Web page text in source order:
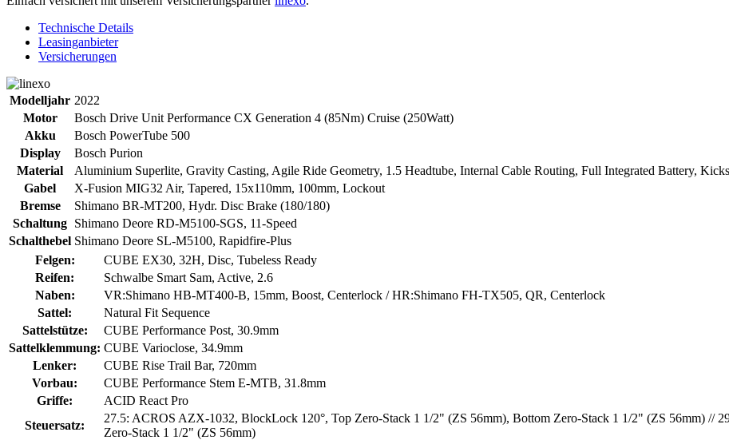
Technische Details
Leasinganbieter
Versicherungen
Modelljahr 2022
Motor
Bosch Drive Unit Performance CX Generation 4 (85Nm) Cruise (250Watt)
Akku
Bosch PowerTube 500
Display
Bosch Purion
Material
Aluminium Superlite, Gravity Casting, Agile Ride Geometry, 1.5 Headtube, Internal Cable Routing, Full Integrated Battery,
Gabel
X-Fusion MIG32 Air, Tapered, 15x110mm, 100mm, Lockout
Bremse
Shimano BR-MT200, Hydr. Disc Brake (180/180)
Schaltung Shimano Deore RD-M5100-SGS, 11-Speed
Schalthebel Shimano Deore SL-M5100, Rapidfire-Plus
Felgen:
CUBE EX30, 32H, Disc, Tubeless Ready
Reifen:
Schwalbe Smart Sam, Active, 2.6
Naben:
VR:Shimano HB-MT400-B, 15mm, Boost, Centerlock / HR:Shimano FH-TX505, QR, Centerlock
Sattel:
Natural Fit Sequence
Sattelstütze:
CUBE Performance Post, 30.9mm
Sattelklemmung: CUBE Varioclose, 34.9mm
Lenker:
CUBE Rise Trail Bar, 720mm
Vorbau:
CUBE Performance Stem E-MTB, 31.8mm
Griffe:
ACID React Pro
Steuersatz:
27.5: ACROS AZX-1032, BlockLock 120°, Top Zero-Stack 1 1/2" (ZS 56mm), Bottom Zero-Stack 1 1/2" (ZS 56mm) //
Zero-Stack 1 1/2" (ZS 56mm)